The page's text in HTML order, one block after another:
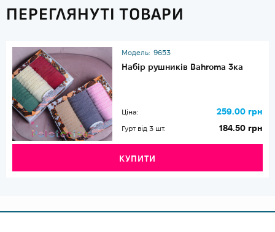
ПЕРЕГЛЯНУТІ ТОВАРИ
Модель: 9653
Набір рушників Bahroma 3ка
Ціна: 259.00 грн
Гурт від 3 шт. 184.50 грн
КУПИТИ